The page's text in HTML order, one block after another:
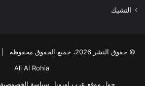
التشيك
© حقوق النشر 2026، جميع الحقوق محفوظة |
Ali Al Rohia
حول موقع عرب اوروبا
سياسة الخصوصية